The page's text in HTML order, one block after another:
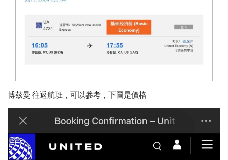
博茲曼 往返航班，可以參考，下圖是價格